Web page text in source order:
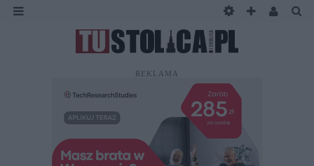
REKLAMA